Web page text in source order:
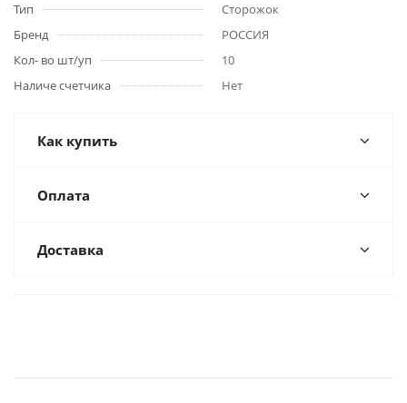
Тип
Сторожок
Бренд
РОССИЯ
Кол- во шт/уп
10
Наличе счетчика
Нет
Как купить
Оплата
Доставка